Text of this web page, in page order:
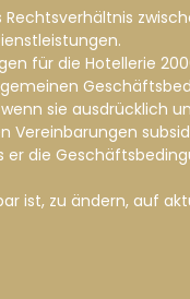
Rechtsverhältnis
für die Hotellerie
sie ausdrücklich
Vereinbarungen
er die
ist, zu ändern, auf